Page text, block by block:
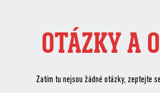
OTÁZKY A
Zatím tu nejsou žádné otázky, zeptejte